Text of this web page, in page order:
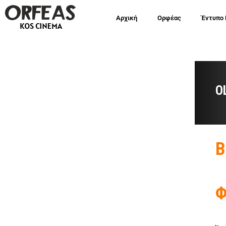
Αρχική Ορφέας Έντυπο